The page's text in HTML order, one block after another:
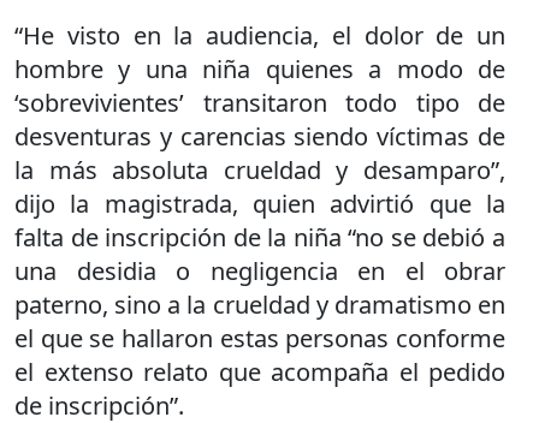
“He visto en la audiencia, el dolor de un
hombre y una niña quienes a modo de
‘sobrevivientes’ transitaron todo tipo de
desventuras y carencias siendo víctimas de
la más absoluta crueldad y desamparo”,
dijo la magistrada, quien advirtió que la
falta de inscripción de la niña “no se debió a
una desidia o negligencia en el obrar
paterno, sino a la crueldad y dramatismo en
el que se hallaron estas personas conforme
el extenso relato que acompaña el pedido
de inscripción”.